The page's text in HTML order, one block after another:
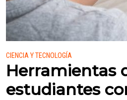
Publicado en:
CIENCIA Y TECNOLOGÍA
Herramientas
estudiantes